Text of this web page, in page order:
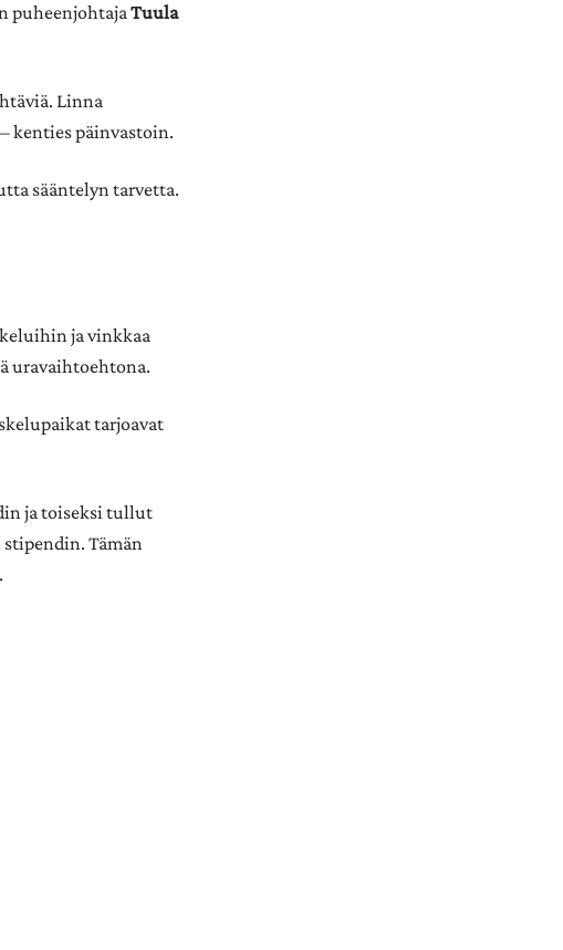
puheenjohtajaTuula
Linna
kenties päinvastoin.
sääntelyn tarvetta.
ja vinkkaa
uravaihtoehtona.
tarjoavat
ja toiseksi tullut
Tämän